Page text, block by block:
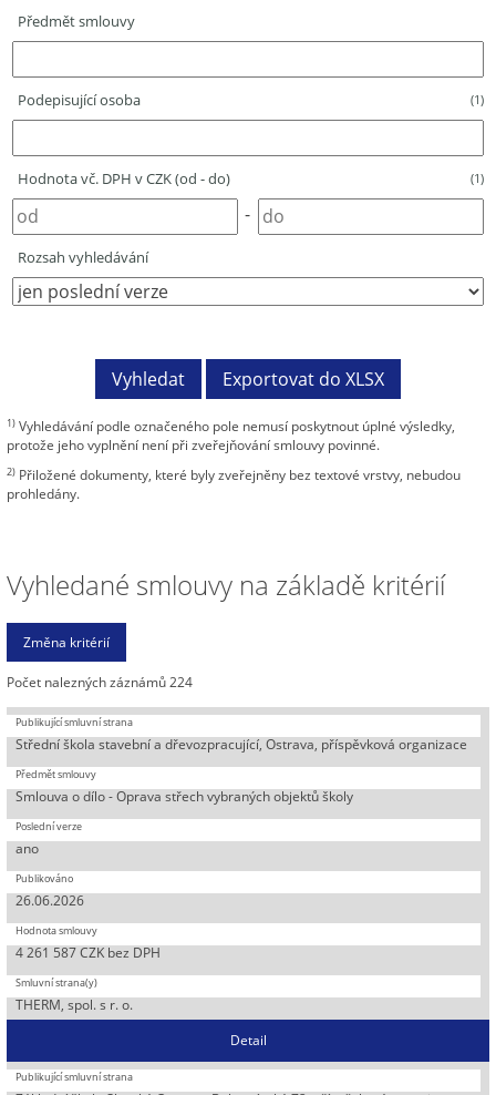
Předmět smlouvy
Podepisující osoba (1)
Hodnota vč. DPH v CZK (od - do) (1)
-
Rozsah vyhledávání
1) Vyhledávání podle označeného pole nemusí poskytnout úplné výsledky,
protože jeho vyplnění není při zveřejňování smlouvy povinné.
2) Přiložené dokumenty, které byly zveřejněny bez textové vrstvy, nebudou
prohledány.
Vyhledané smlouvy na základě kritérií
Počet nalezných záznámů 224
Střední škola stavební a dřevozpracující, Ostrava, příspěvková organizace
Smlouva o dílo - Oprava střech vybraných objektů školy
ano
26.06.2026
4 261 587 CZK bez DPH
THERM, spol. s r. o.
Detail